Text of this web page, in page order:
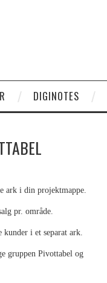
DIGINOTES
ark i din projektmappe.
pr. område.
i et separat ark.
gruppen Pivottabel og